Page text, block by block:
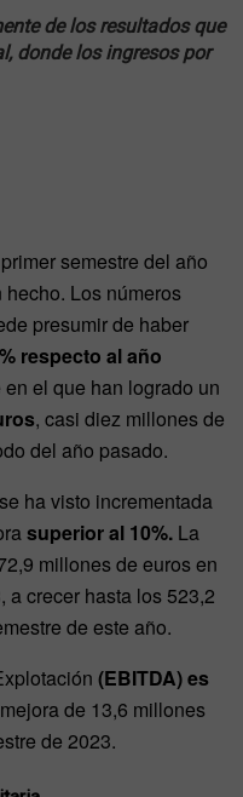
de los resultados que
donde los ingresos por
semestre del año
Los números
presumir de haber
respecto al año
el que han logrado un
, casi diez millones de
del año pasado.
ha visto incrementada
superior al 10%. La
millones de euros en
a crecer hasta los 523,2
de este año.
(EBITDA) es
de 13,6 millones
de 2023.